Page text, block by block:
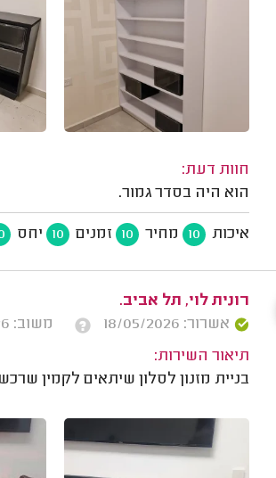
חוות דעת:
הוא היה בסדר גמור.
איכות 10 מחיר 10 זמנים 10 יחס
רונית לוי, תל אביב.
אשרור: 18/05/2026
משוב: 20/01/2026
תיאור השירות:
בניית מזנון לסלון שיתאים לקמין